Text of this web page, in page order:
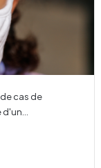
cas de
d'un…